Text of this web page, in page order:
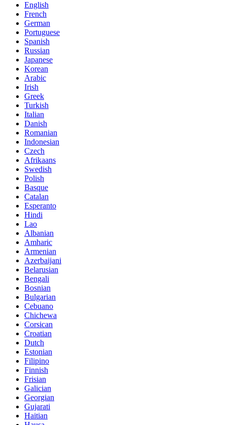
English
French
German
Portuguese
Spanish
Russian
Japanese
Korean
Arabic
Irish
Greek
Turkish
Italian
Danish
Romanian
Indonesian
Czech
Afrikaans
Swedish
Polish
Basque
Catalan
Esperanto
Hindi
Lao
Albanian
Amharic
Armenian
Azerbaijani
Belarusian
Bengali
Bosnian
Bulgarian
Cebuano
Chichewa
Corsican
Croatian
Dutch
Estonian
Filipino
Finnish
Frisian
Galician
Georgian
Gujarati
Haitian